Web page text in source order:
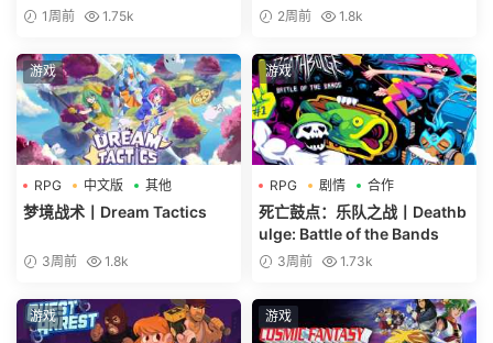
5 1周前 1.75k 2周前 1.8k
游戏
RPG 中文版 其他
梦境战术丨Dream Tactics
3周前 1.8k
游戏
RPG 剧情 合作
死亡鼓点：乐队之战丨Deathb
ulge: Battle of the Bands
3周前 1.73k
游戏 游戏